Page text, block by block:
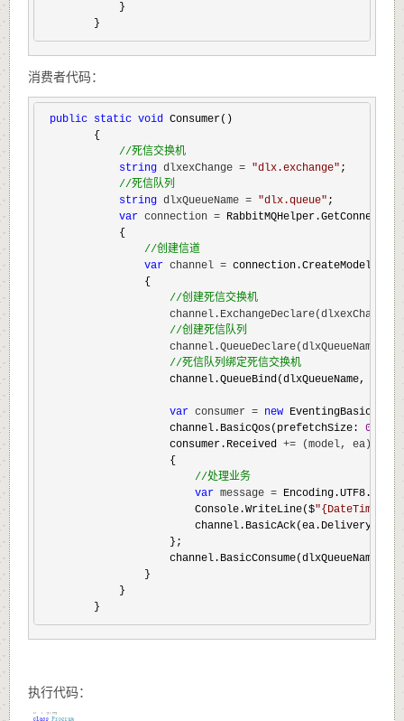
            }
        }
消费者代码：
public static void Consumer()
        {
//死信交换机
string dlxexChange = "dlx.exchange" ;
//死信队列
string dlxQueueName = "dlx.queue" ;
var connection =
            {
//创建信道
var channel = connection.CreateModel();
                {
//创建死信交换机
//创建死信队列
channel.QueueDeclare(dlxQueueName,
//死信队列绑定死信交换机
channel.QueueBind(dlxQueueName,
var consumer = new
                    channel.BasicQos(prefetchSize:
0
,
                    consumer.Received
+= (model, ea) =>
                    {
//处理业务
var message =
                        Console.WriteLine($
"
                        channel.BasicAck(ea.DeliveryTag,
                    };
channel.BasicConsume(dlxQueueName,
                }
            }
        }
执行代码：